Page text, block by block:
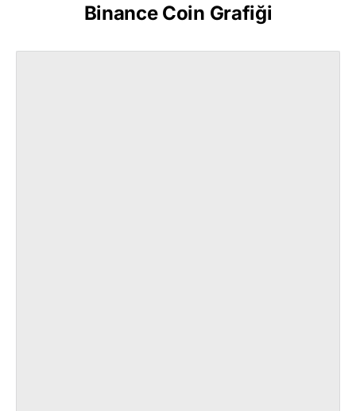
Binance Coin Grafiği